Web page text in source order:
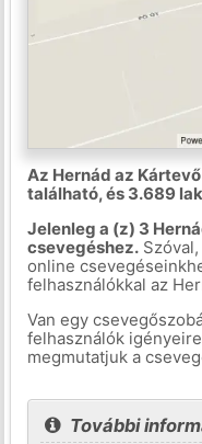
Az Hernád az
található, és 3.689
Jelenleg a (z) 3
csevegéshez.Szóval,
online
felhasználókkal az
Van egy
felhasználók
megmutatjuk a
További